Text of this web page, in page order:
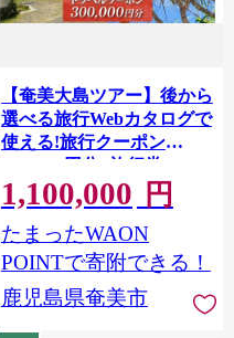
【奄美大島ツアー】後から
選べる旅行Webカタログで
使える!旅行クーポン
(300,000円分) 旅行券
A188-004
1,100,000 円
たまったWAON
POINTで寄附できる！
鹿児島県奄美市